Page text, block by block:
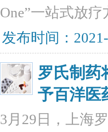
One”一站式放疗
发布时间：
罗氏制药
予百洋医
3月29日，上海